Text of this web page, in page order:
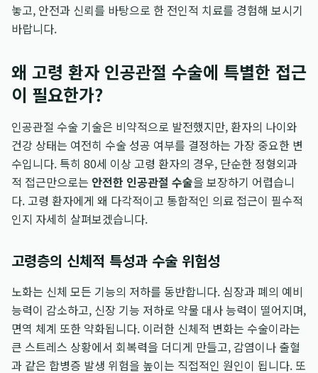
놓고, 안전과 신뢰를 바탕으로 한 전인적 치료를 경험해 보시기
바랍니다.
왜 고령 환자 인공관절 수술에 특별한 접근
이 필요한가?
인공관절 수술 기술은 비약적으로 발전했지만, 환자의 나이와
건강 상태는 여전히 수술 성공 여부를 결정하는 가장 중요한 변
수입니다. 특히 80세 이상 고령 환자의 경우, 단순한 정형외과
적 접근만으로는 안전한 인공관절 수술을 보장하기 어렵습니
다. 고령 환자에게 왜 다각적이고 통합적인 의료 접근이 필수적
인지 자세히 살펴보겠습니다.
고령층의 신체적 특성과 수술 위험성
노화는 신체 모든 기능의 저하를 동반합니다. 심장과 폐의 예비
능력이 감소하고, 신장 기능 저하로 약물 대사 능력이 떨어지며,
면역 체계 또한 약화됩니다. 이러한 신체적 변화는 수술이라는
큰 스트레스 상황에서 회복력을 더디게 만들고, 감염이나 출혈
과 같은 합병증 발생 위험을 높이는 직접적인 원인이 됩니다. 또